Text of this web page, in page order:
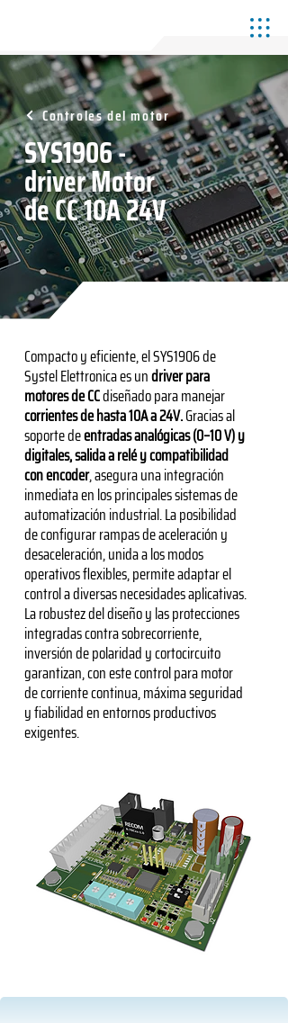
Controles del motor
SYS1906 -
driver Motor
de CC 10A 24V
Compacto y eficiente, el SYS1906 de
Systel Elettronica es undriver para
motores de CCdiseñado para manejar
corrientes de hasta 10A a 24V.Gracias al
soporte deentradas analógicas (0–10 V) y
digitales, salida a relé y compatibilidad
con encoder, asegura una integración
inmediata en los principales sistemas de
automatización industrial. La posibilidad
de configurar rampas de aceleración y
desaceleración, unida a los modos
operativos flexibles, permite adaptar el
control a diversas necesidades aplicativas.
La robustez del diseño y las protecciones
integradas contra sobrecorriente,
inversión de polaridad y cortocircuito
garantizan, con este control para motor
de corriente continua, máxima seguridad
y fiabilidad en entornos productivos
exigentes.